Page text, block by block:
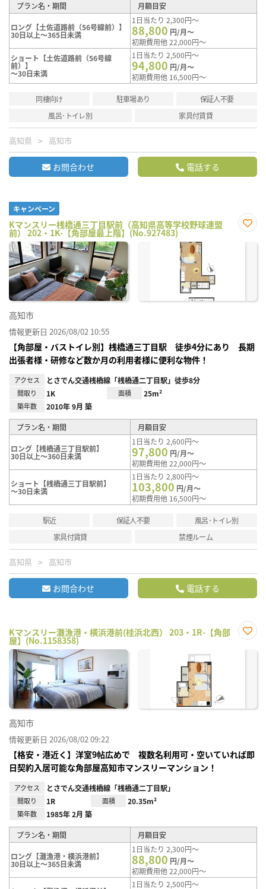
プラン名・期間 月額目安
ロング【土佐道路前（56号線前）】
30日以上～365日未満
1日当たり 2,300円～
88,800 円/月～
初期費用他 22,000円～
ショート【土佐道路前（56号線
前）】
～30日未満
1日当たり 2,500円～
94,800 円/月～
初期費用他 16,500円～
同棲向け 駐車場あり
保証人不要
風呂･トイレ別
家具付賃貸
高知県 高知市
お問合わせ 電話する
キャンペーン
Kマンスリー桟橋通三丁目駅前（高知県高等学校野球連盟
前） 202・1K-【角部屋最上階】(No.927483)
に入
高知市
情報更新日 2026/08/02 10:55
【角部屋・バストイレ別】桟橋通三丁目駅 徒歩4分にあり 長期
出張者様・研修など数か月の利用者様に便利な物件！
アクセス とさでん交通桟橋線「桟橋通二丁目駅」徒歩8分
間取り 1K 面積 25m²
築年数 2010年 9月 築
プラン名・期間 月額目安
ロング【桟橋通三丁目駅前】
30日以上～360日未満
1日当たり 2,600円～
97,800 円/月～
初期費用他 22,000円～
ショート【桟橋通三丁目駅前】
～30日未満
1日当たり 2,800円～
103,800 円/月～
初期費用他 16,500円～
駅近 保証人不要
風呂･トイレ別
家具付賃貸
禁煙ルーム
高知県 高知市
お問合わせ 電話する
Kマンスリー灘漁港・横浜港前(桂浜北西） 203・1R-【角部
屋】(No.1158358)
に入
高知市
情報更新日 2026/08/02 09:22
【格安・港近く】洋室9帖広めで 複数名利用可・空いていれば即
日契約入居可能な角部屋高知市マンスリーマンション！
アクセス とさでん交通桟橋線「桟橋通二丁目駅」
間取り 1R 面積 20.35m²
築年数 1985年 2月 築
プラン名・期間 月額目安
ロング【灘漁港・横浜港前】
30日以上～365日未満
1日当たり 2,300円～
88,800 円/月～
初期費用他 22,000円～
1日当たり 2,500円～